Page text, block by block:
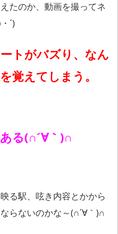
たのか、動画を撮ってネ
´)
トがバズり、なん
覚えてしまう。
る(∩´∀｀)∩
る駅、呟き内容とかから
らないのかな～(∩´∀｀)∩